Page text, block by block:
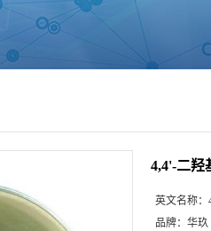
4,4'-二羟
英文名称：
品牌： 华玖